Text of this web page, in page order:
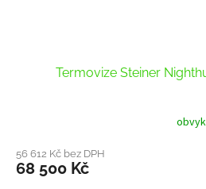
Termovize Steiner
56 612 Kč bez DPH
68 500 Kč